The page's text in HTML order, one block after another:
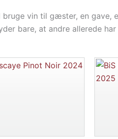
vin til gæster, en
bare, at andre allerede